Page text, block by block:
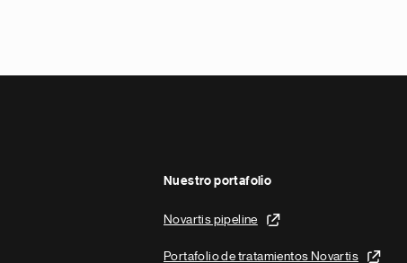
Nuestro portafolio
Novartis pipeline
Portafolio de tratamientos Novartis